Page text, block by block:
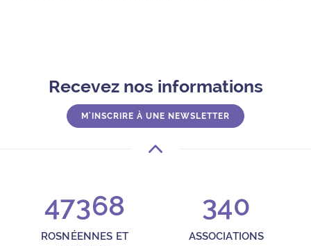
Recevez nos informations
M'INSCRIRE À UNE NEWSLETTER
47368
ROSNÉENNES ET
340
ASSOCIATIONS